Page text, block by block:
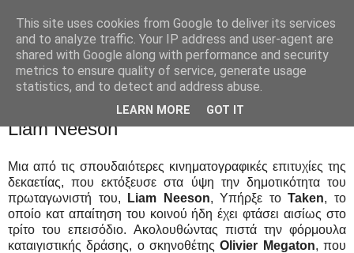
Movies Ltd
23/9/14
Taken 3 - Ξανά τρεχάματα για τον Φυγά
Liam Neeson
Μια από τις σπουδαιότερες κινηματογραφικές επιτυχίες της
δεκαετίας, που εκτόξευσε στα ύψη την δημοτικότητα του
πρωταγωνιστή του,
Liam Neeson, Υπήρξε τοTaken, το
οποίο κατ απαίτηση του κοινού ήδη έχει φτάσει αισίως στο
τρίτο του επεισόδιο. Ακολουθώντας πιστά την φόρμουλα
καταιγιστικής δράσης, ο σκηνοθέτηςOlivier Megaton, που
This site uses cookies from Google to deliver its services
and to analyze traffic. Your IP address and user-agent are
shared with Google along with performance and security
metrics to ensure quality of service, generate usage
statistics, and to detect and address abuse.
LEARN MORE GOT IT